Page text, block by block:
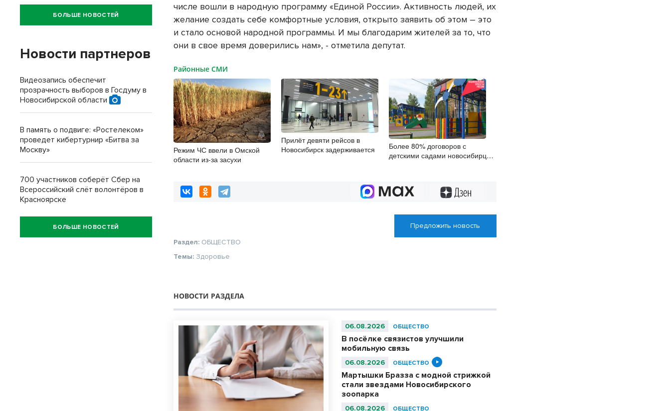
числе вошли в народную программу «Единой России». Активность людей, их
желание создать себе комфортные условия, открыто заявить об этом – это
и стало основой народной программы. И мы благодарим жителей за то, что
они в свое время доверились нам», - отметила депутат.
Районные СМИ
Режим ЧС ввели в Омской
области из-за засухи
Прилёт девяти рейсов в
Новосибирск задерживается
Более 80% договоров с
детскими садами новосибирцы
Предложить новость
Раздел: ОБЩЕСТВО
Темы: Здоровье
НОВОСТИ РАЗДЕЛА
06.08.2026 ОБЩЕСТВО
В посёлке связистов улучшили
мобильную связь
06.08.2026 ОБЩЕСТВО
Мартышки Бразза с модной стрижкой
стали звездами Новосибирского
зоопарка
06.08.2026 ОБЩЕСТВО
БОЛЬШЕ НОВОСТЕЙ
Новости партнеров
Видеозапись обеспечит
прозрачность выборов в Госдуму в
Новосибирской области
В память о подвиге: «Ростелеком»
проведет кибертурнир «Битва за
Москву»
700 участников соберёт Сбер на
Всероссийский слёт волонтёров в
Красноярске
БОЛЬШЕ НОВОСТЕЙ